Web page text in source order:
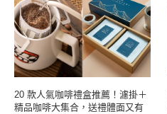
20 款人氣咖啡禮盒推薦！濾掛＋
精品咖啡大集合，送禮體面又有